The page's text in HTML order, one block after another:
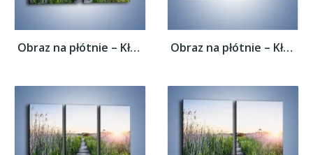
Obraz na płótnie – Kładka wśród mokradeł –... Obraz na płótnie – Kładka wśród mokradeł –...